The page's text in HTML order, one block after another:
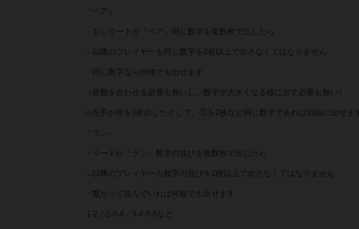
『ペア』
・もしリードが『ペア』同じ数字を複数枚で出したら
→以降のプレイヤーも同じ数字を2枚以上で出さなくてはなりません
・同じ数字なら何枚でも出せます
（枚数を合わせる必要も無いし、数字が大きくなる様に出す必要も無い）
⚠️先手が④を3枚出したとして、①を2枚など同じ数字であれば自由に出せます
『ラン』
・リードが『ラン』数字の並びを複数枚で出したら
→以降のプレイヤーも数字の並びを2枚以上で出さなくてはなりません
・繋がって並んでいれば何枚でも出せます
1-2／2-3-4／3-4-5-6など